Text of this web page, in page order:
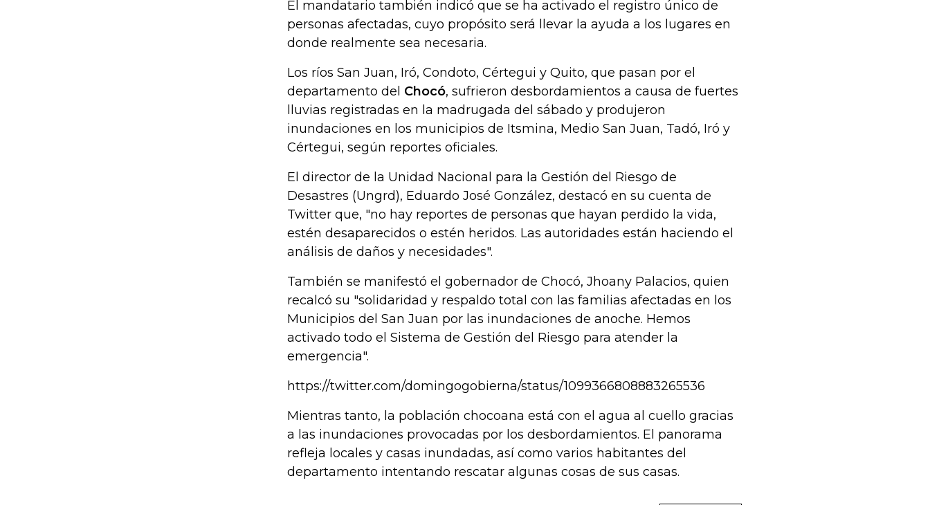
El mandatario también indicó que se ha activado el registro único de
personas afectadas, cuyo propósito será llevar la ayuda a los lugares en
donde realmente sea necesaria.
Los ríos San Juan, Iró, Condoto, Cértegui y Quito, que pasan por el
departamento del Chocó, sufrieron desbordamientos a causa de fuertes
lluvias registradas en la madrugada del sábado y produjeron
inundaciones en los municipios de Itsmina, Medio San Juan, Tadó, Iró y
Cértegui, según reportes oficiales.
El director de la Unidad Nacional para la Gestión del Riesgo de
Desastres (Ungrd), Eduardo José González, destacó en su cuenta de
Twitter que, "no hay reportes de personas que hayan perdido la vida,
estén desaparecidos o estén heridos. Las autoridades están haciendo el
análisis de daños y necesidades".
También se manifestó el gobernador de Chocó, Jhoany Palacios, quien
recalcó su "solidaridad y respaldo total con las familias afectadas en los
Municipios del San Juan por las inundaciones de anoche. Hemos
activado todo el Sistema de Gestión del Riesgo para atender la
emergencia".
https://twitter.com/domingogobierna/status/1099366808883265536
Mientras tanto, la población chocoana está con el agua al cuello gracias
a las inundaciones provocadas por los desbordamientos. El panorama
refleja locales y casas inundadas, así como varios habitantes del
departamento intentando rescatar algunas cosas de sus casas.